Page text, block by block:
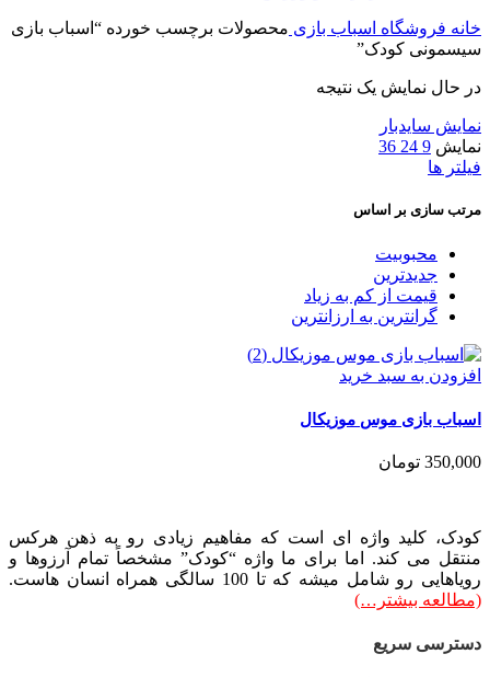
خانه فروشگاه اسباب بازی محصولات برچسب خورده “اسباب بازی
سیسمونی کودک”
در حال نمایش یک نتیجه
نمایش سایدبار
نمایش 9
24
36
فیلتر ها
مرتب سازی بر اساس
محبوبیت
جدیدترین
قیمت از کم به زیاد
گرانترین به ارزانترین
افزودن به سبد خرید
اسباب بازی موس موزیکال
350,000 تومان
کودک، کلید واژه ای است که مفاهیم زیادی رو به ذهن هرکس
منتقل می کند. اما برای ما واژه “کودک” مشخصاً تمام آرزوها و
رویاهایی رو شامل میشه که تا 100 سالگی همراه انسان هاست.
(مطالعه بیشتر…)
دسترسی سریع